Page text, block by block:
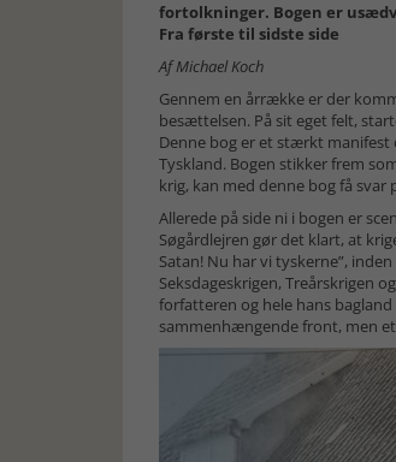
fortolkninger. Bogen er
Fra første til sidste side
Af Michael Koch
Gennem en årrække er der
besættelsen. På sit eget felt,
Denne bog er et stærkt
Tyskland. Bogen stikker frem
krig, kan med denne bog få svar
Allerede på side ni i bogen er
Søgårdlejren gør det klart, at
Satan! Nu har vi tyskerne”,
Seksdageskrigen, Treårskrigen
forfatteren og hele hans
sammenhængende front, men